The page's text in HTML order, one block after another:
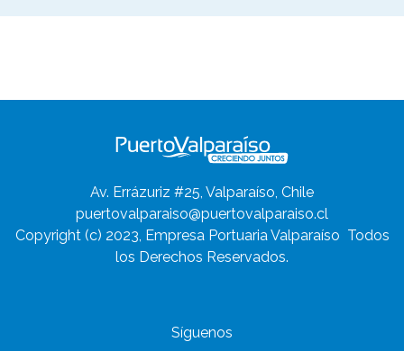
Av. Errázuriz #25, Valparaíso, Chile
puertovalparaiso@puertovalparaiso.cl
Copyright (c) 2023, Empresa Portuaria Valparaíso Todos
los Derechos Reservados.
Síguenos